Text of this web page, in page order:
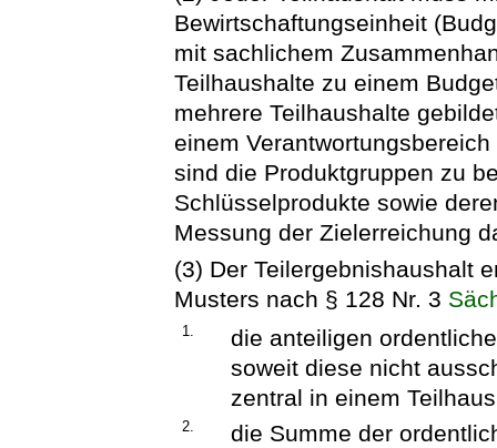
Bewirtschaftungseinheit
mit sachlichem
Teilhaushalte zu einem
mehrere Teilhaushalte
einem
sind die Produktgruppen zu
Schlüsselprodukte sowie
Messung der Zielerreichung
(3) Der Teilergebnishaushalt
Musters nach § 128 Nr. 3
1.
die anteiligen
soweit diese nicht
zentral in einem
2. die Summe der